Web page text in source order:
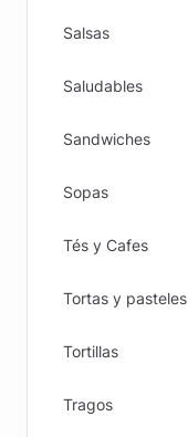
Salsas
Saludables
Sandwiches
Sopas
Tés y Cafes
Tortas y pasteles
Tortillas
Tragos